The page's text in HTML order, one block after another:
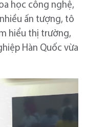
học công nghệ,
ấn tượng, tô
hiểu thị trường,
Hàn Quốc vừa